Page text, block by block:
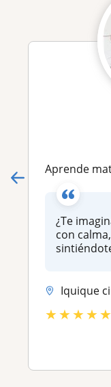
Aprende matemáticas con
¿Te
con
Iquique
★★★★★